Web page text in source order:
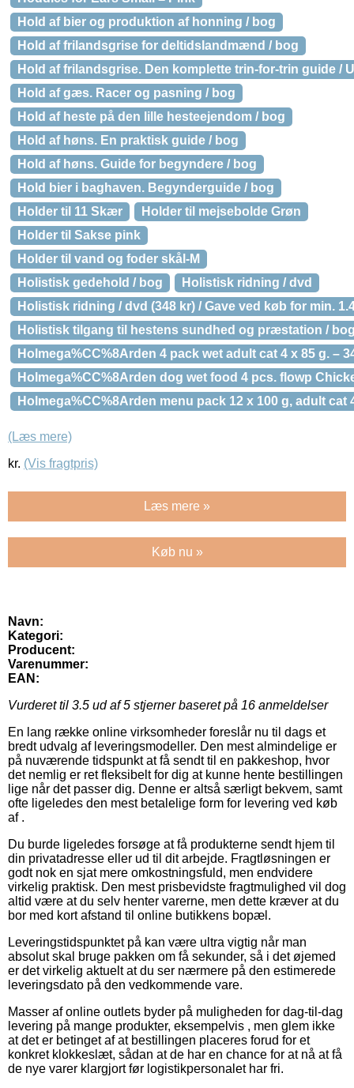
Hold af bier og produktion af honning / bog
Hold af frilandsgrise for deltidslandmænd / bog
Hold af frilandsgrise. Den komplette trin-for-trin guide /
Hold af gæs. Racer og pasning / bog
Hold af heste på den lille hesteejendom / bog
Hold af høns. En praktisk guide / bog
Hold af høns. Guide for begyndere / bog
Hold bier i baghaven. Begynderguide / bog
Holder til 11 Skær
Holder til mejsebolde Grøn
Holder til Sakse pink
Holder til vand og foder skål-M
Holistisk gedehold / bog
Holistisk ridning / dvd
Holistisk ridning / dvd (348 kr) / Gave ved køb for min.
Holistisk tilgang til hestens sundhed og præstation /
Holmega%CC%8Arden 4 pack wet adult cat 4 x 85 g. –
Holmega%CC%8Arden dog wet food 4 pcs. flowp
Holmega%CC%8Arden menu pack 12 x 100 g, adult cat
(Læs mere)
kr. (Vis fragtpris)
Læs mere »
Køb nu »
Navn:
Kategori:
Producent:
Varenummer:
EAN:
Vurderet til 3.5 ud af 5 stjerner baseret på 16 anmeldelser
En lang række online virksomheder foreslår nu til dags et
bredt udvalg af leveringsmodeller. Den mest almindelige er
på nuværende tidspunkt at få sendt til en pakkeshop, hvor
det nemlig er ret fleksibelt for dig at kunne hente bestillingen
lige når det passer dig. Denne er altså særligt bekvem, samt
ofte ligeledes den mest betalelige form for levering ved køb
af .
Du burde ligeledes forsøge at få produkterne sendt hjem til
din privatadresse eller ud til dit arbejde. Fragtløsningen er
godt nok en sjat mere omkostningsfuld, men endvidere
virkelig praktisk. Den mest prisbevidste fragtmulighed vil dog
altid være at du selv henter varerne, men dette kræver at du
bor med kort afstand til online butikkens bopæl.
Leveringstidspunktet på kan være ultra vigtig når man
absolut skal bruge pakken om få sekunder, så i det øjemed
er det virkelig aktuelt at du ser nærmere på den estimerede
leveringsdato på den vedkommende vare.
Masser af online outlets byder på muligheden for dag-til-dag
levering på mange produkter, eksempelvis , men glem ikke
at det er betinget af at bestillingen placeres forud for et
konkret klokkeslæt, sådan at de har en chance for at nå at få
de nye varer klargjort før logistikpersonalet har fri.